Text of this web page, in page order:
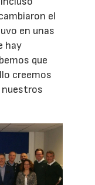
el
en unas
hay
que
creemos
nuestros